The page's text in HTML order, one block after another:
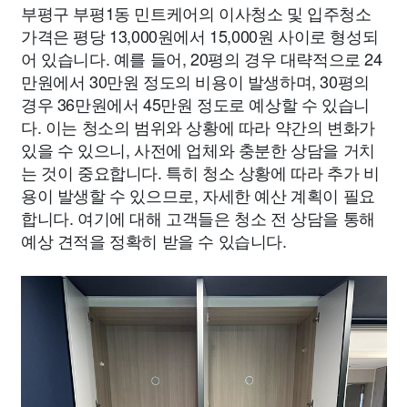
부평구 부평1동 민트케어의 이사청소 및 입주청소
가격은 평당 13,000원에서 15,000원 사이로 형성되
어 있습니다. 예를 들어, 20평의 경우 대략적으로 24
만원에서 30만원 정도의 비용이 발생하며, 30평의
경우 36만원에서 45만원 정도로 예상할 수 있습니
다. 이는 청소의 범위와 상황에 따라 약간의 변화가
있을 수 있으니, 사전에 업체와 충분한 상담을 거치
는 것이 중요합니다. 특히 청소 상황에 따라 추가 비
용이 발생할 수 있으므로, 자세한 예산 계획이 필요
합니다. 여기에 대해 고객들은 청소 전 상담을 통해
예상 견적을 정확히 받을 수 있습니다.